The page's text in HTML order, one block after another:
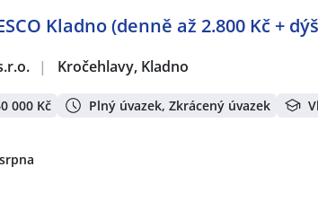
Kladno (denně až 2.800 Kč +
| Kročehlavy, Kladno
000 Kč Plný úvazek, Zkrácený úvazek